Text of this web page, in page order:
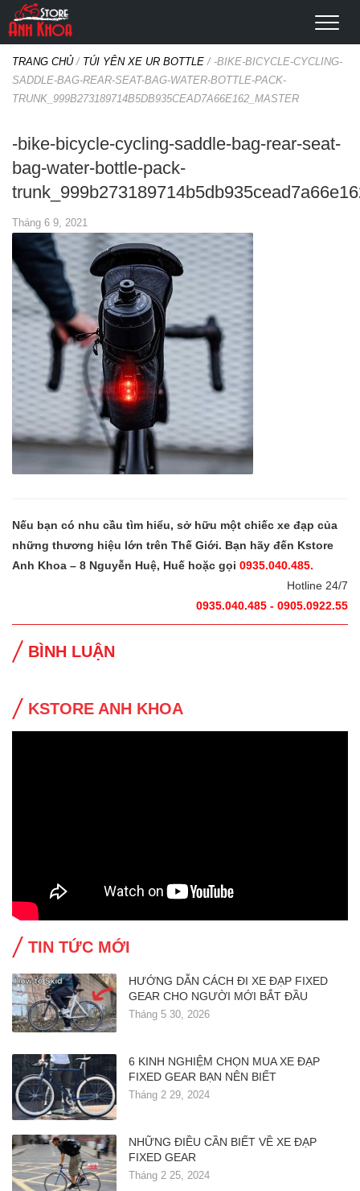
TRANG CHỦ/ TÚI YÊN XE UR BOTTLE / -BIKE-BICYCLE-CYCLING-
SADDLE-BAG-REAR-SEAT-BAG-WATER-BOTTLE-PACK-
TRUNK_999B273189714B5DB935CEAD7A66E162_MASTER
-bike-bicycle-cycling-saddle-bag-rear-seat-
bag-water-bottle-pack-
Tháng 6 9, 2021
Nếu bạn có nhu cầu tìm hiểu, sở hữu một chiếc xe đạp của
những thương hiệu lớn trên Thế Giới. Bạn hãy đến Kstore
Anh Khoa – 8 Nguyễn Huệ, Huế hoặc gọi 0935.040.485.
Hotline 24/7
0935.040.485 - 0905.0922.55
BÌNH LUẬN
KSTORE ANH KHOA
TIN TỨC MỚI
HƯỚNG DẪN CÁCH ĐI XE ĐẠP FIXED
GEAR CHO NGƯỜI MỚI BẮT ĐẦU
Tháng 5 30, 2026
6 KINH NGHIỆM CHỌN MUA XE ĐẠP
FIXED GEAR BẠN NÊN BIẾT
Tháng 2 29, 2024
NHỮNG ĐIỀU CẦN BIẾT VỀ XE ĐẠP
FIXED GEAR
Tháng 2 25, 2024